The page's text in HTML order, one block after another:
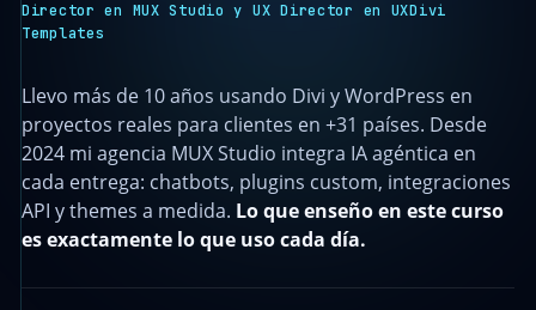
Director en MUX Studio y UX Director en UXDivi
Templates
Llevo más de 10 años usando Divi y WordPress en
proyectos reales para clientes en +31 países. Desde
2024 mi agencia MUX Studio integra IA agéntica en
cada entrega: chatbots, plugins custom, integraciones
API y themes a medida. Lo que enseño en este curso
es exactamente lo que uso cada día.